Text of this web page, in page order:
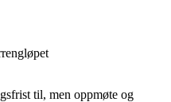
til, men oppmøte og